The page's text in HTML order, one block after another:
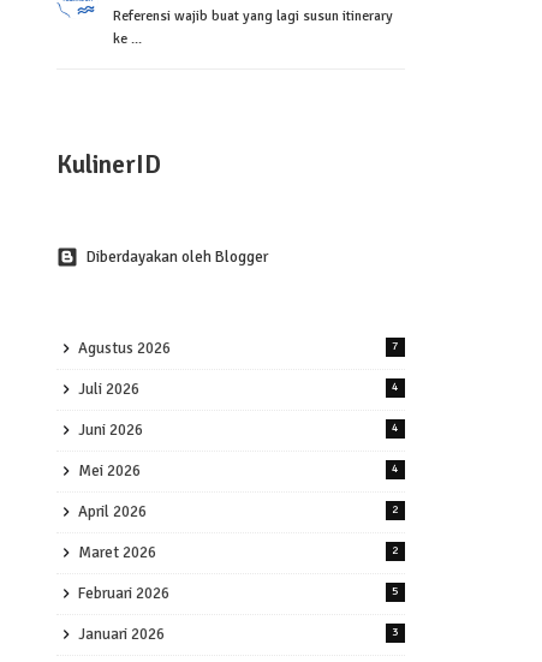
Referensi wajib buat yang lagi susun itinerary
ke ...
KulinerID
Diberdayakan oleh Blogger
Agustus 2026 7
Juli 2026 4
Juni 2026 4
Mei 2026 4
April 2026 2
Maret 2026 2
Februari 2026 5
Januari 2026 3